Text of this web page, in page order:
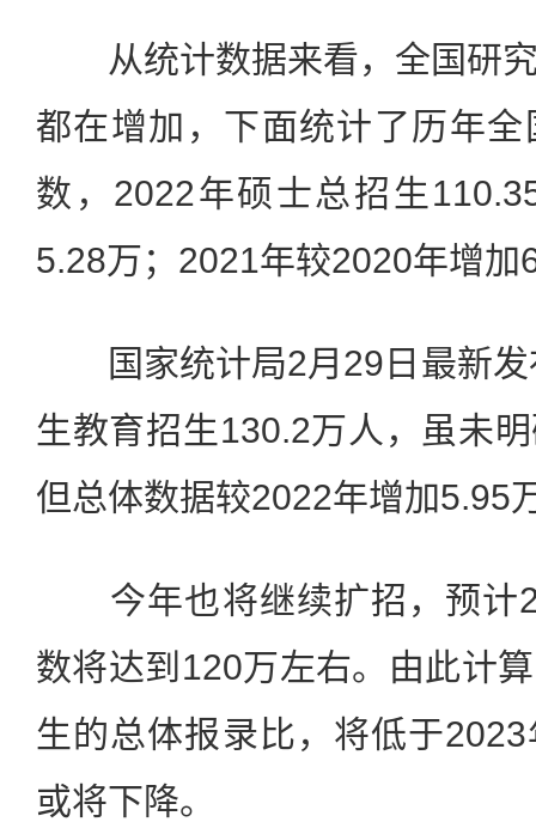
从统计数据来看，全国研究
都在增加，下面统计了历年
数，2022年硕士总招生
5.28万；2021年较2020年增加
国家统计局2月29日最新发
生教育招生130.2万人，虽未
但总体数据较2022年增加5.95
今年也将继续扩招，预计
数将达到120万左右。由此计
生的总体报录比，将低于
或将下降。